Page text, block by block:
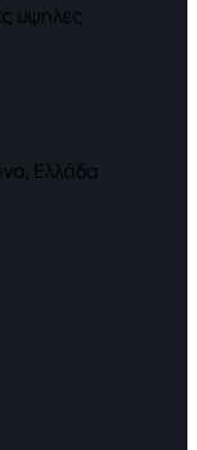
υψηλες
Ελλάδα